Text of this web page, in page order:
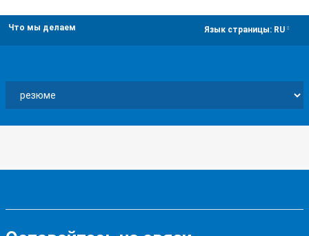
Что мы делаем Язык страницы: RU